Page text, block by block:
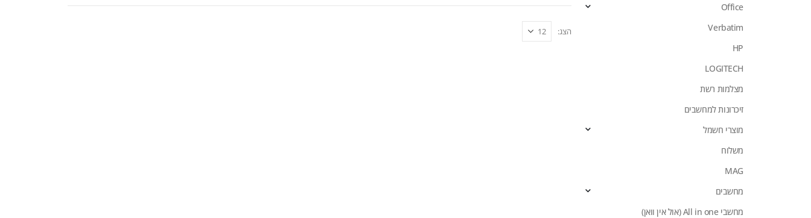
הצג:
Office
Verbatim
HP
LOGITECH
מצלמות רשת
זיכרונות למחשבים
מוצרי חשמל
משלוח
MAG
מחשבים
מחשבי All in one (אול אין וואן)